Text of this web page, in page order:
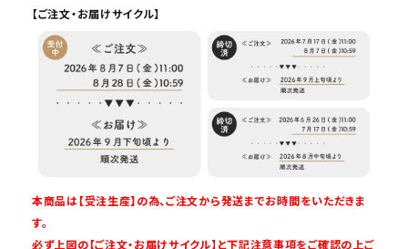
【ご注文・お届けサイクル】
本商品は【受注生産】の為、ご注文から発送までお時間をいただきま
す。
必ず上図の【ご注文・お届けサイクル】と下記注意事項をご確認の上ご